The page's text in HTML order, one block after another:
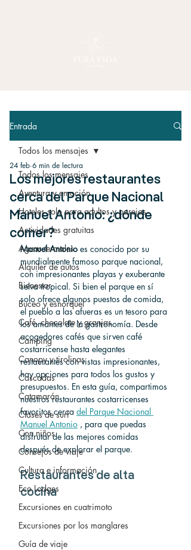
Entrada
Todos los mensajes
Aventura y emoción
Hoteles solo para adultos y parejas
Actividades gratuitas
Aguas termales
Alquiler de autos
Bienestar
Buceo y esnórquel
Café, chocolate y granjas
Camping
Canopy y tirolinas
Cascadas
Catamarán
Clases de surf
Con niños
Consejos de viaje
Cultura e información
Eco Lodges
Excursiones en cuatrimoto
Excursiones por los manglares
Guía de viaje
Todos los mensajes
Los mejores restaurantes
cerca del Parque Nacional
Manuel Antonio: ¿dónde
comer?
24 feb 6 min de lectura
Manuel Antonio es conocido por su
mundialmente famoso parque nacional,
con impresionantes playas y exuberante
selva tropical. Si bien el parque en sí
solo ofrece algunos puestos de comida,
el pueblo a las afueras es un tesoro para
los amantes de la gastronomía. Desde
acogedores cafés que sirven café
costarricense hasta elegantes
restaurantes con vistas impresionantes,
hay opciones para todos los gustos y
presupuestos. En esta guía, compartimos
nuestros restaurantes costarricenses
favoritos cerca del Parque Nacional
Manuel Antonio , para que puedas
disfrutar de las mejores comidas
después de explorar el parque.
Restaurantes de alta
cocina